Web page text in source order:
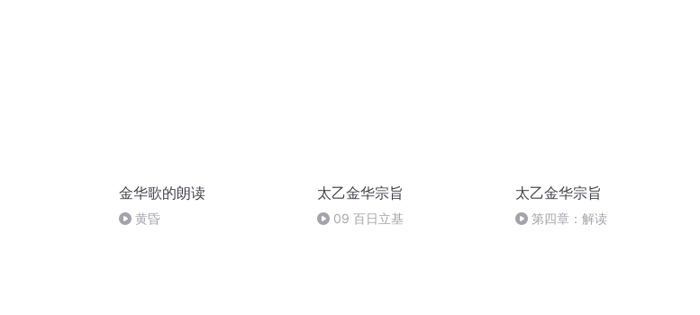
金华歌的朗读
黄昏
太乙金华宗旨
09 百日立基
太乙金华宗旨
第四章：解读